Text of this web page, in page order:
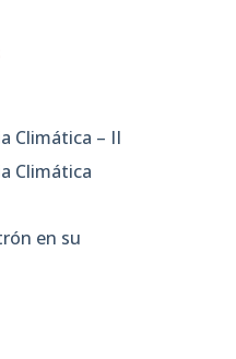
Climática – II
Climática
en su